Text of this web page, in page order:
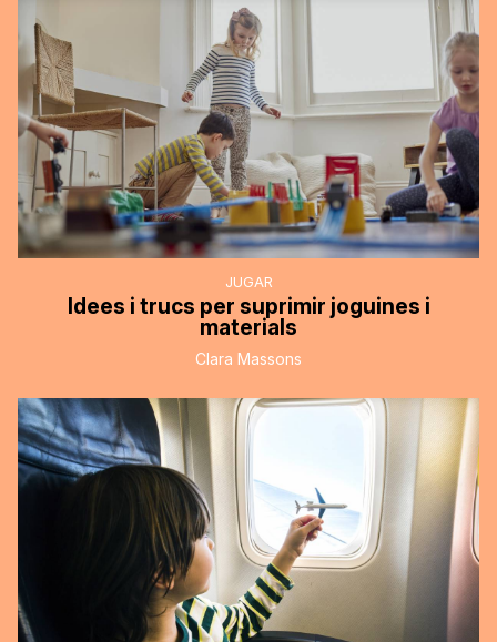
JUGAR
Idees i trucs per suprimir joguines i
materials
Clara Massons